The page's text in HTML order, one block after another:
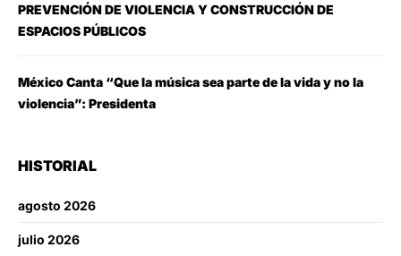
PREVENCIÓN DE VIOLENCIA Y CONSTRUCCIÓN DE
ESPACIOS PÚBLICOS
México Canta “Que la música sea parte de la vida y no la
violencia”: Presidenta
HISTORIAL
agosto 2026
julio 2026